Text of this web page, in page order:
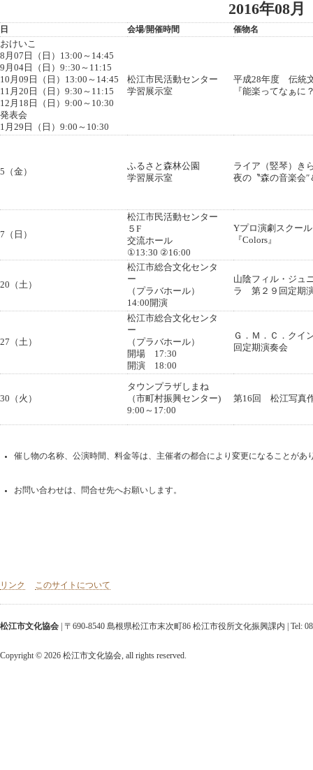
2016年08月
日 会場/開催時間 催物名
おけいこ
8月07日（日）13:00～14:45
9月04日（日）9::30～11:15
10月09日（日）13:00～14:45
11月20日（日）9:30～11:15
12月18日（日）9:00～10:30
発表会
1月29日（日）9:00～10:30
松江市民活動センター
学習展示室
平成28年度 伝統
『能楽ってなぁに
5（金）
ふるさと森林公園
学習展示室
ライア（竪琴）き
夜の〝森の音楽会″
7（日）
松江市民活動センター
５F
交流ホール
①13:30 ②16:00
Yプロ演劇スクー
『Colors』
20（土）
松江市総合文化センタ
ー
（プラバホール）
14:00開演
山陰フィル・ジュ
ラ 第２９回定期
27（土）
松江市総合文化センタ
ー
（プラバホール）
開場 17:30
開演 18:00
Ｇ．Ｍ．Ｃ．ク
回定期演奏会
30（火）
タウンプラザしまね
（市町村振興センター)
9:00～17:00
第16回 松江写真
催し物の名称、公演時間、料金等は、主催者の都合により変更になることがあ
お問い合わせは、問合せ先へお願いします。
リンク このサイトについて
松江市文化協会 | 〒690-8540 島根県松江市末次町86 松江市役所文化振興課内 | Tel:
Copyright © 2026 松江市文化協会, all rights reserved.